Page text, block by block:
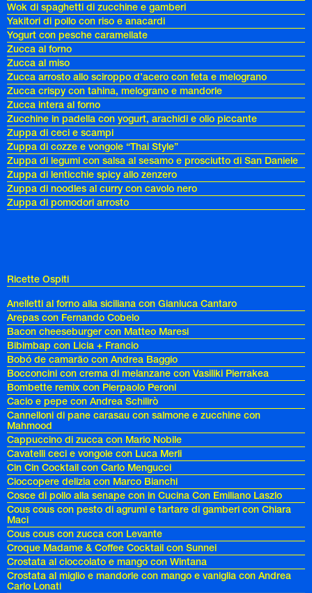
Wok di spaghetti di zucchine e gamberi
Yakitori di pollo con riso e anacardi
Yogurt con pesche caramellate
Zucca al forno
Zucca al miso
Zucca arrosto allo sciroppo d’acero con feta e melograno
Zucca crispy con tahina, melograno e mandorle
Zucca intera al forno
Zucchine in padella con yogurt, arachidi e olio piccante
Zuppa di ceci e scampi
Zuppa di cozze e vongole “Thai Style”
Zuppa di legumi con salsa al sesamo e prosciutto di San Daniele
Zuppa di lenticchie spicy allo zenzero
Zuppa di noodles al curry con cavolo nero
Zuppa di pomodori arrosto
Ricette Ospiti
Anelletti al forno alla siciliana con Gianluca Cantaro
Arepas con Fernando Cobelo
Bacon cheeseburger con Matteo Maresi
Bibimbap con Licia + Francio
Bobó de camarão con Andrea Baggio
Bocconcini con crema di melanzane con Vasiliki Pierrakea
Bombette remix con Pierpaolo Peroni
Cacio e pepe con Andrea Schilirò
Cannelloni di pane carasau con salmone e zucchine con
Mahmood
Cappuccino di zucca con Mario Nobile
Cavatelli ceci e vongole con Luca Merli
Cin Cin Cocktail con Carlo Mengucci
Cioccopere delizia con Marco Bianchi
Cosce di pollo alla senape con in Cucina Con Emiliano Laszlo
Cous cous con pesto di agrumi e tartare di gamberi con Chiara
Maci
Cous cous con zucca con Levante
Croque Madame & Coffee Cocktail con Sunnei
Crostata al cioccolato e mango con Wintana
Crostata al miglio e mandorle con mango e vaniglia con Andrea
Carlo Lonati